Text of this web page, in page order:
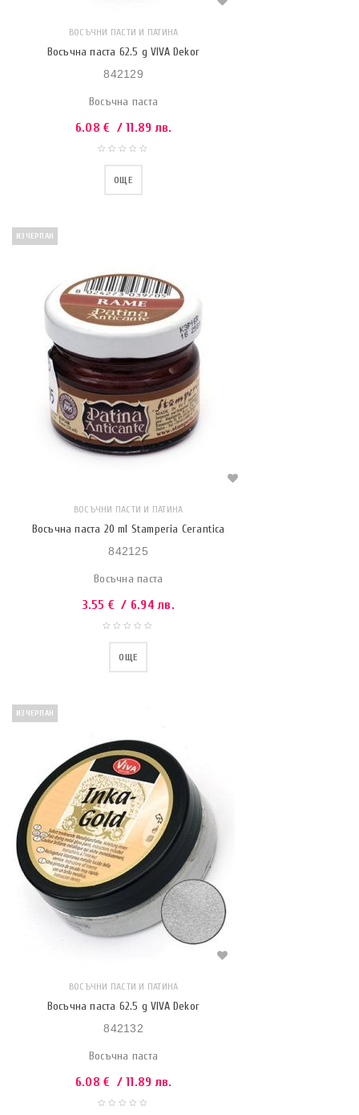
ВОСЪЧНИ ПАСТИ И ПАТИНА
Восъчна паста 62.5 g VIVA Dekor
842129
Восъчна паста
6.08 € / 11.89 лв.
ОЩЕ
ИЗЧЕРПАН
ВОСЪЧНИ ПАСТИ И ПАТИНА
Восъчна паста 20 ml Stamperia Cerantica
842125
Восъчна паста
3.55 € / 6.94 лв.
ОЩЕ
ИЗЧЕРПАН
ВОСЪЧНИ ПАСТИ И ПАТИНА
Восъчна паста 62.5 g VIVA Dekor
842132
Восъчна паста
6.08 € / 11.89 лв.